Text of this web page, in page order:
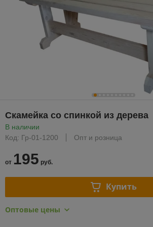
Скамейка со спинкой из дерева
В наличии
Код: Гр-01-1200
Опт и розница
от 195 руб.
Купить
Оптовые цены